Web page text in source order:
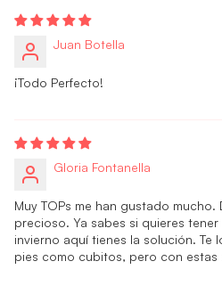
Juan Botella
¡Todo Perfecto!
Gloria Fontanella
Muy TOPs me han gustado
precioso. Ya sabes si quieres
invierno aquí tienes la solución. Te
pies como cubitos, pero con estas